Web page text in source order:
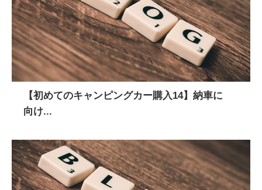
【初めてのキャンピングカー購入14】納車に
向け...